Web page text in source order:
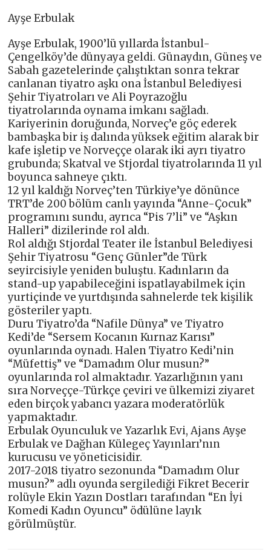
Ayşe Erbulak
Ayşe Erbulak, 1900’lü yıllarda İstanbul-
Çengelköy’de dünyaya geldi. Günaydın, Güneş ve
Sabah gazetelerinde çalıştıktan sonra tekrar
canlanan tiyatro aşkı ona İstanbul Belediyesi
Şehir Tiyatroları ve Ali Poyrazoğlu
tiyatrolarında oynama imkanı sağladı.
Kariyerinin doruğunda, Norveç’e göç ederek
bambaşka bir iş dalında yüksek eğitim alarak bir
kafe işletip ve Norveççe olarak iki ayrı tiyatro
grubunda; Skatval ve Stjordal tiyatrolarında 11 yıl
boyunca sahneye çıktı.
12 yıl kaldığı Norveç’ten Türkiye’ye dönünce
TRT’de 200 bölüm canlı yayında “Anne-Çocuk”
programını sundu, ayrıca “Pis 7’li” ve “Aşkın
Halleri” dizilerinde rol aldı.
Rol aldığı Stjordal Teater ile İstanbul Belediyesi
Şehir Tiyatrosu “Genç Günler”de Türk
seyircisiyle yeniden buluştu. Kadınların da
stand-up yapabileceğini ispatlayabilmek için
yurtiçinde ve yurtdışında sahnelerde tek kişilik
gösteriler yaptı.
Duru Tiyatro’da “Nafile Dünya” ve Tiyatro
Kedi’de “Sersem Kocanın Kurnaz Karısı”
oyunlarında oynadı. Halen Tiyatro Kedi’nin
“Müfettiş” ve “Damadım Olur musun?”
oyunlarında rol almaktadır. Yazarlığının yanı
sıra Norveççe-Türkçe çeviri ve ülkemizi ziyaret
eden birçok yabancı yazara moderatörlük
yapmaktadır.
Erbulak Oyunculuk ve Yazarlık Evi, Ajans Ayşe
Erbulak ve Dağhan Külegeç Yayınları’nın
kurucusu ve yöneticisidir.
2017-2018 tiyatro sezonunda “Damadım Olur
musun?” adlı oyunda sergilediği Fikret Becerir
rolüyle Ekin Yazın Dostları tarafından “En İyi
Komedi Kadın Oyuncu” ödülüne layık
görülmüştür.